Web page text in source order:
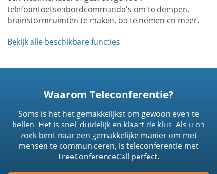
telefoontoetsenbordcommando's om te dempen,
brainstormruimten te maken, op te nemen en meer.
Bekijk alle beschikbare functies
Waarom Teleconferentie?
Soms is het het gemakkelijkst om gewoon even te
bellen. Het is snel, duidelijk en klaart de klus. Als u op
zoek bent naar een gemakkelijke manier om met
mensen te communiceren, is teleconferentie met
FreeConferenceCall perfect.